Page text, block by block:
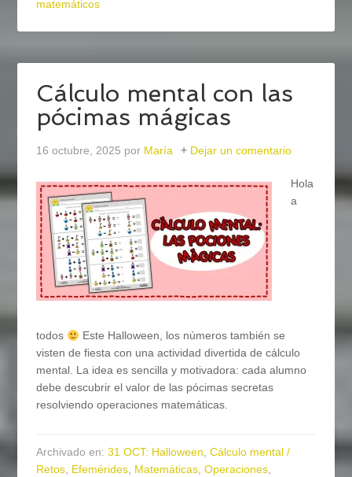
matemáticos
Cálculo mental con las
pócimas mágicas
16 octubre, 2025 por María Dejar un comentario
Hola
a
todos
Este Halloween, los números también se
visten de fiesta con una actividad divertida de cálculo
mental. La idea es sencilla y motivadora: cada alumno
debe descubrir el valor de las pócimas secretas
resolviendo operaciones matemáticas.
Archivado en:31 OCT: Halloween,Cálculo mental /
Retos, Efemérides, Matemáticas,Operaciones,